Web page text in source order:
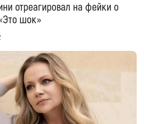
отреагировал на фейки о
шок»